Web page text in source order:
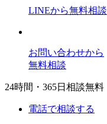
LINEから無料相談
お問い合わせから
無料相談
24時間・365日相談無料
電話で相談する